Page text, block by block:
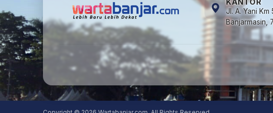
Jl. A. Yani Km
Banjarmasin,